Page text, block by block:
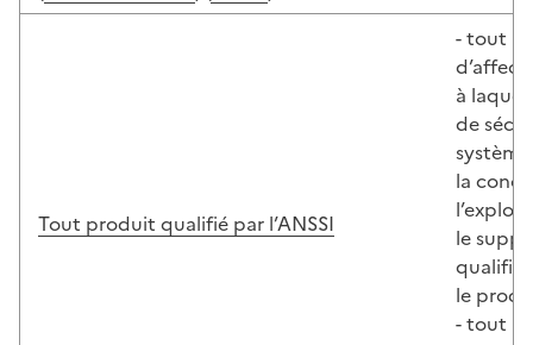
(Ouvre une nouvelle fenêtre)
Tout produit qualifié par l’ANSSI
- tout
à
de
la
le
qualifié
le
- tout